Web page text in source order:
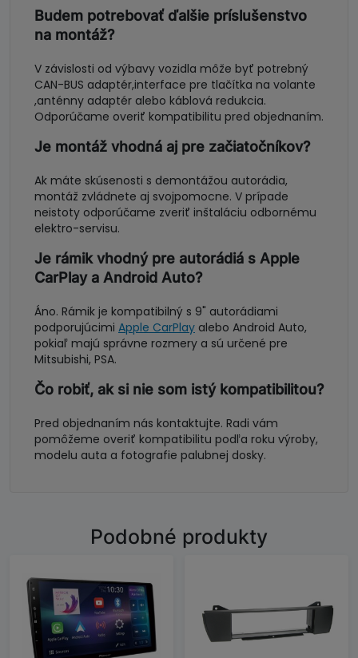
Budem potrebovať ďalšie príslušenstvo
na montáž?
V závislosti od výbavy vozidla môže byť potrebný
CAN-BUS adaptér,interface pre tlačítka na volante
,anténny adaptér alebo káblová redukcia.
Odporúčame overiť kompatibilitu pred objednaním.
Je montáž vhodná aj pre začiatočníkov?
Ak máte skúsenosti s demontážou autorádia,
montáž zvládnete aj svojpomocne. V prípade
neistoty odporúčame zveriť inštaláciu odbornému
elektro-servisu.
Je rámik vhodný pre autorádiá s Apple
CarPlay a Android Auto?
Áno. Rámik je kompatibilný s 9" autorádiami
podporujúcimi Apple CarPlay alebo Android Auto,
pokiaľ majú správne rozmery a sú určené pre
Mitsubishi, PSA.
Čo robiť, ak si nie som istý kompatibilitou?
Pred objednaním nás kontaktujte. Radi vám
pomôžeme overiť kompatibilitu podľa roku výroby,
modelu auta a fotografie palubnej dosky.
Podobné produkty